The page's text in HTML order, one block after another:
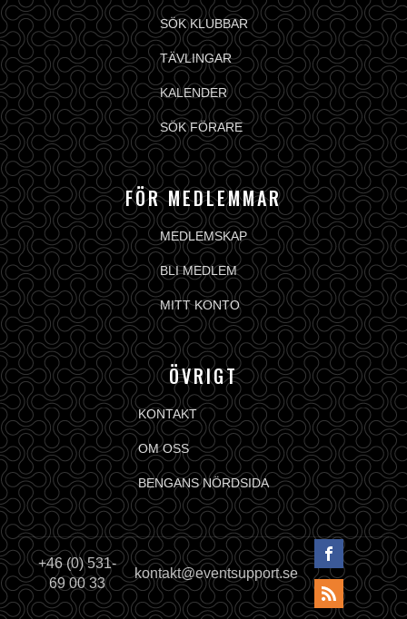
SÖK KLUBBAR
TÄVLINGAR
KALENDER
SÖK FÖRARE
FÖR MEDLEMMAR
MEDLEMSKAP
BLI MEDLEM
MITT KONTO
ÖVRIGT
KONTAKT
OM OSS
BENGANS NÖRDSIDA
+46 (0) 531-
69 00 33
kontakt@eventsupport.se